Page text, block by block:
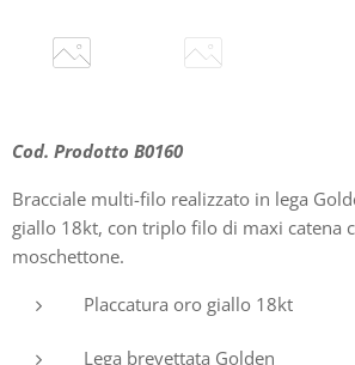
Cod. Prodotto B0160
Bracciale multi-filo realizzato in lega
giallo 18kt, con triplo filo di maxi catena
moschettone.
Placcatura oro giallo 18kt
Lega brevettata Golden